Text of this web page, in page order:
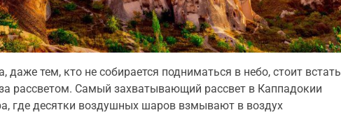
даже тем, кто не собирается подниматься в небо, стоит встать
рассветом. Самый захватывающий рассвет в Каппадокии
где десятки воздушных шаров взмывают в воздух